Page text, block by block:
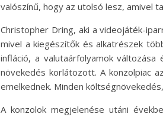
valószínű, hogy az utolsó lesz, amivel
Christopher Dring, aki a videojáték-
mivel a kiegészítők és alkatrészek
infláció, a valutaárfolyamok
növekedés korlátozott. A konzolpiac
emelkednek. Minden
A konzolok megjelenése utáni